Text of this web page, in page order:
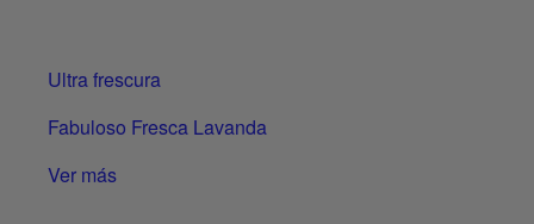
Ultra frescura
Fabuloso Fresca Lavanda
Ver más